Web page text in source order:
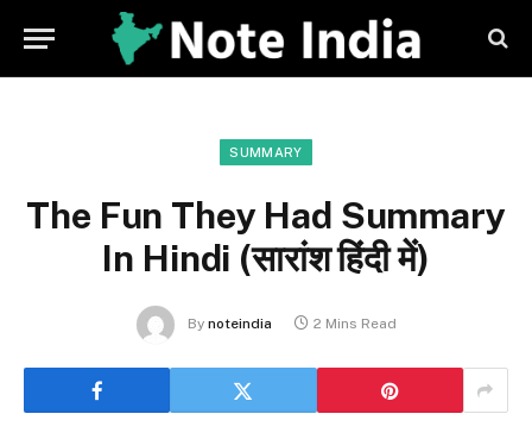
SUMMARY
The Fun They Had Summary
In Hindi (सारांश हिंदी में)
By noteindia 2 Mins Read